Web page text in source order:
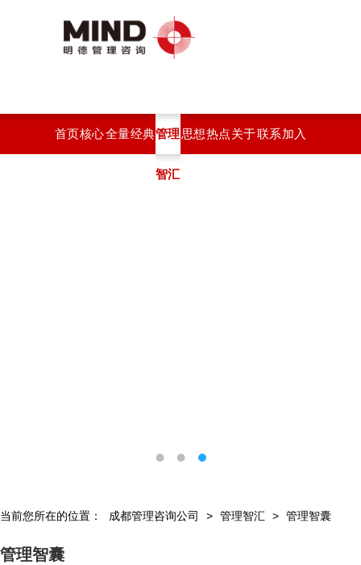
首页核心全量经典管理
智汇
思想热点关于联系加入
当前您所在的位置： 成都管理咨询公司 > 管理智汇 > 管理智囊
管理智囊